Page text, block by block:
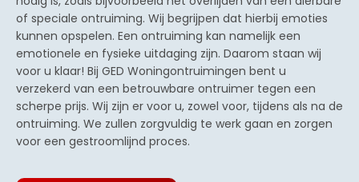
of speciale ontruiming. Wij begrijpen dat hierbij emoties
kunnen opspelen. Een ontruiming kan namelijk een
emotionele en fysieke uitdaging zijn. Daarom staan wij
voor u klaar! Bij GED Woningontruimingen bent u
verzekerd van een betrouwbare ontruimer tegen een
scherpe prijs. Wij zijn er voor u, zowel voor, tijdens als na de
ontruiming. We zullen zorgvuldig te werk gaan en zorgen
voor een gestroomlijnd proces.